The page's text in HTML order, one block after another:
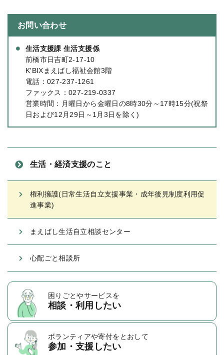
お問い合わせ
生活支援課 生活支援係
前橋市日吉町2-17-10
K'BIXまえばし福祉会館3階
電話：027-237-1261
ファックス：027-219-0337
営業時間：月曜日から金曜日の8時30分～17時15分(祝祭
日および12月29日～1月3日を除く)
生活・経済支援のこと
権利擁護(日常生活自立支援事業・成年後見制度利用促
進事業)
まえばし生活自立相談センター
心配ごと相談所
困りごとやサービスを
相談・利用したい
ボランティアや寄付をとおして
参加・支援したい